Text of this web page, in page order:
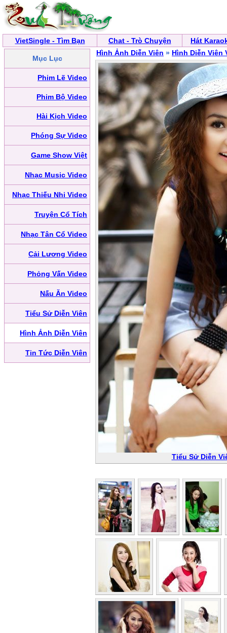
VietSingle - Tìm Bạn Chat - Trò Chuyện Hát
Mục Lục
Phim Lẽ Video
Phim Bộ Video
Hài Kịch Video
Phóng Sự Video
Game Show Việt
Nhạc Music Video
Nhạc Thiếu Nhi Video
Truyện Cổ Tích
Nhạc Tân Cổ Video
Cải Lương Video
Phỏng Vấn Video
Nấu Ăn Video
Tiểu Sử Diễn Viên
Hình Ảnh Diễn Viên
Tin Tức Diễn Viên
Hình Ảnh Diễn Viên » Hình Diễn Viên
Tiểu Sử Diễn